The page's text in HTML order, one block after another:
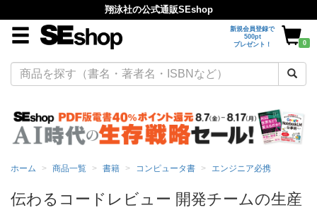
翔泳社の公式通販SEshop
新規会員登録で
500pt
プレゼント！
0
ホーム 商品一覧 書籍 コンピュータ書 エンジニア必携
伝わるコードレビュー 開発チームの生産